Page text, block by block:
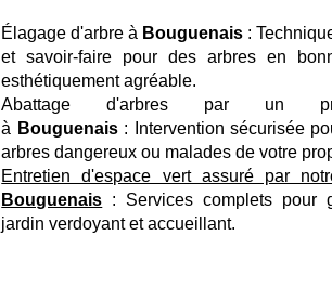
Élagage d'arbre à Bouguenais :
et savoir-faire pour des arbres en
esthétiquement agréable.
Abattage d'arbres par un
à Bouguenais: Intervention sécurisée
arbres dangereux ou malades de votre
Entretien d'espace vert assuré par
Bouguenais : Services complets pour
jardin verdoyant et accueillant.